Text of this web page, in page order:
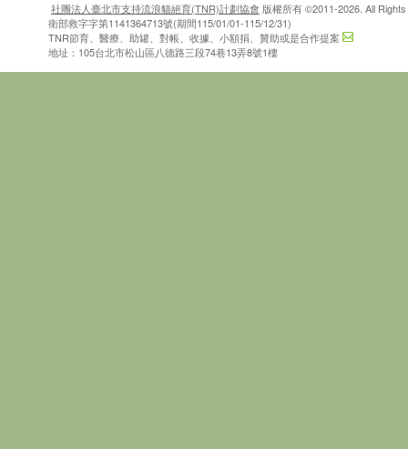
社團法人臺北市支持流浪貓絕育(TNR)計劃協會 版權所有 ©2011-2026. All
衛部救字字第1141364713號(期間115/01/01-115/12/31)
TNR節育、醫療、助罐、對帳、收據、小額捐、贊助或是合作提案
地址：105台北市松山區八德路三段74巷13弄8號1樓